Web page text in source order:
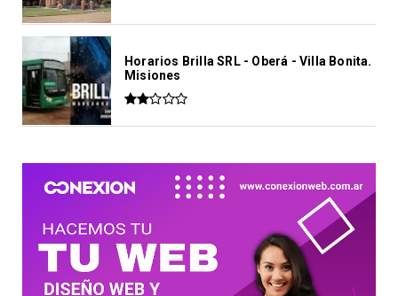
Horarios Brilla SRL - Oberá - Villa Bonita.
Misiones